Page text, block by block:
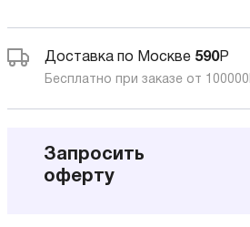
Доставка по Москве 590Р
Бесплатно при заказе от 100000
Запросить
оферту